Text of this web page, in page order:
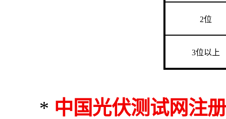
2位
3位以上
* 中国光伏测试网注